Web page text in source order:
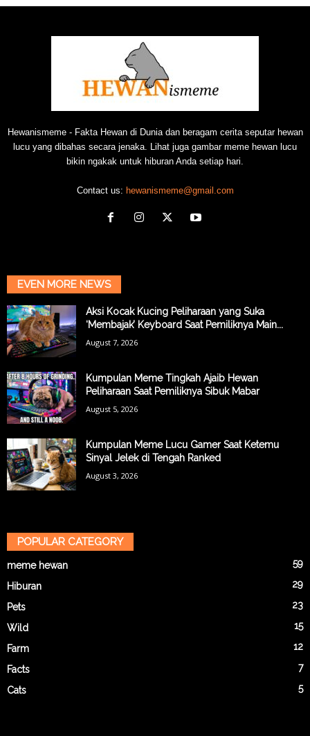
Hewanismeme - Fakta Hewan di Dunia dan beragam cerita seputar hewan
lucu yang dibahas secara jenaka. Lihat juga gambar meme hewan lucu
bikin ngakak untuk hiburan Anda setiap hari.
Contact us: hewanismeme@gmail.com
EVEN MORE NEWS
Aksi Kocak Kucing Peliharaan yang Suka
‘Membajak’ Keyboard Saat Pemiliknya Main...
August 7, 2026
Kumpulan Meme Tingkah Ajaib Hewan
Peliharaan Saat Pemiliknya Sibuk Mabar
August 5, 2026
Kumpulan Meme Lucu Gamer Saat Ketemu
Sinyal Jelek di Tengah Ranked
August 3, 2026
POPULAR CATEGORY
meme hewan 59
Hiburan 29
Pets 23
Wild 15
Farm 12
Facts 7
Cats 5